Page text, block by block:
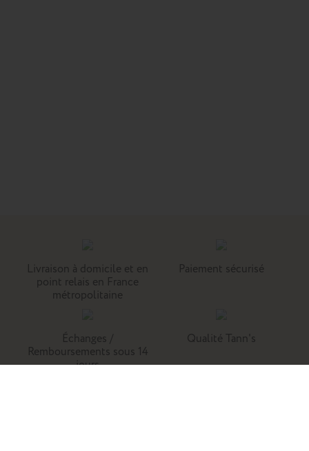
Livraison à domicile et en
point relais en France
métropolitaine
Paiement sécurisé
Échanges /
Remboursements sous 14
jours
Qualité Tann's